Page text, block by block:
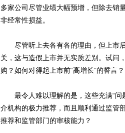
多家公司尽管业绩大幅预增，但除去销
非经常性损益。
尽管听上去各有各的理由，但上市后
关，这与造假上市并无实质差别。试问
购？如何对得起上市前“高增长”的誓言？
最令人难以理解的是，这些充满“问
介机构的极力推荐，而且顺利通过监管
推荐和监管部门的审核能力？